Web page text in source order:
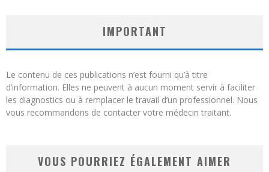
IMPORTANT
Le contenu de ces publications n’est fourni qu’à titre
d’information. Elles ne peuvent à aucun moment servir à faciliter
les diagnostics ou à remplacer le travail d’un professionnel. Nous
vous recommandons de contacter votre médecin traitant.
VOUS POURRIEZ ÉGALEMENT AIMER